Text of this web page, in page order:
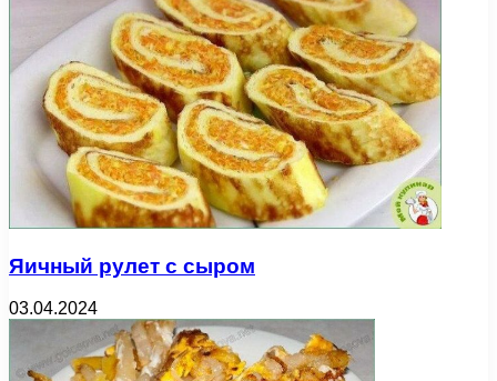
Яичный рулет с сыром
03.04.2024